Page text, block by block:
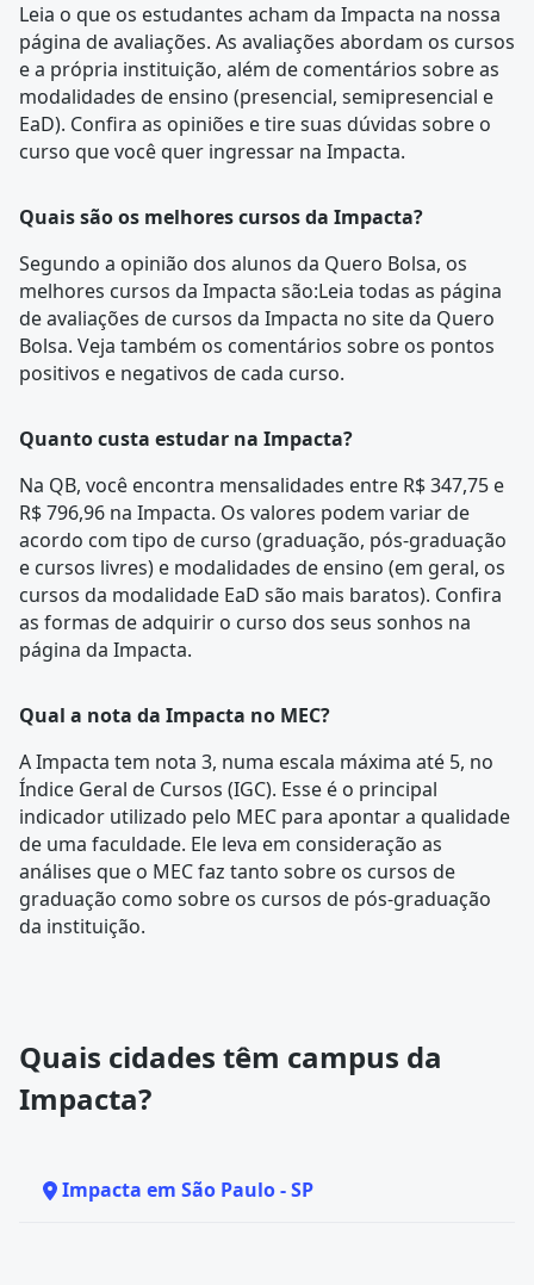
Leia o que os estudantes acham da Impacta na nossa
página de avaliações. As avaliações abordam os cursos
e a própria instituição, além de comentários sobre as
modalidades de ensino (presencial, semipresencial e
EaD). Confira as opiniões e tire suas dúvidas sobre o
curso que você quer ingressar na Impacta.
Quais são os melhores cursos da Impacta?
Segundo a opinião dos alunos da Quero Bolsa, os
melhores cursos da Impacta são:Leia todas as página
de avaliações de cursos da Impacta no site da Quero
Bolsa. Veja também os comentários sobre os pontos
positivos e negativos de cada curso.
Quanto custa estudar na Impacta?
Na QB, você encontra mensalidades entre R$ 347,75 e
R$ 796,96 na Impacta. Os valores podem variar de
acordo com tipo de curso (graduação, pós-graduação
e cursos livres) e modalidades de ensino (em geral, os
cursos da modalidade EaD são mais baratos). Confira
as formas de adquirir o curso dos seus sonhos na
página da Impacta.
Qual a nota da Impacta no MEC?
A Impacta tem nota 3, numa escala máxima até 5, no
Índice Geral de Cursos (IGC). Esse é o principal
indicador utilizado pelo MEC para apontar a qualidade
de uma faculdade. Ele leva em consideração as
análises que o MEC faz tanto sobre os cursos de
graduação como sobre os cursos de pós-graduação
da instituição.
Quais cidades têm campus da
Impacta?
Impacta em São Paulo - SP